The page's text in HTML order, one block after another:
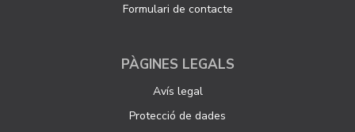
Formulari de contacte
PÀGINES LEGALS
Avís legal
Protecció de dades